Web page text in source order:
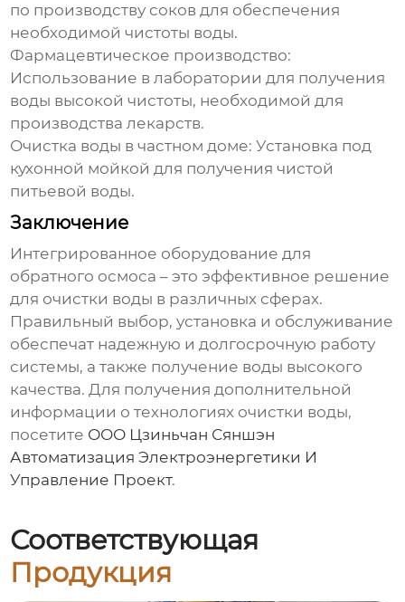
по производству соков для обеспечения
необходимой чистоты воды.
Фармацевтическое производство:
Использование в лаборатории для получения
воды высокой чистоты, необходимой для
производства лекарств.
Очистка воды в частном доме: Установка под
кухонной мойкой для получения чистой
питьевой воды.
Заключение
Интегрированное оборудование для
обратного осмоса – это эффективное решение
для очистки воды в различных сферах.
Правильный выбор, установка и обслуживание
обеспечат надежную и долгосрочную работу
системы, а также получение воды высокого
качества. Для получения дополнительной
информации о технологиях очистки воды,
посетите ООО Цзиньчан Сяншэн
Автоматизация Электроэнергетики И
Управление Проект.
Соответствующая
Продукция